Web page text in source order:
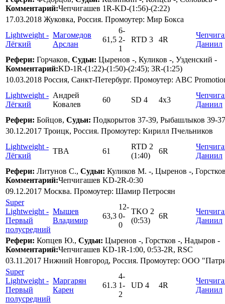
Комментарий:Чепчигашев 1R-KD-(1:56)-(2:22)
17.03.2018 Жуковка, Россия. Промоутер: Мир Бокса
Lightweight -
Лёгкий
Магомедов
Арслан
61,5
6-
2-
1
RTD 3 4R
Даниил
Рефери: Горчаков, Судьи: Цыренов -, Куликов -, Узденский -
Комментарий:KD-1R-(1:22)-(1:50)-(2:45); 3R-(1:25)
10.03.2018 Россия, Санкт-Петербург. Промоутер: ABC
Lightweight -
Лёгкий
Андрей
Ковалев
60 SD 4 4x3
Даниил
Рефери: Бойцов, Судьи: Подкорытов 37-39, Рыбашлыков 39-
30.12.2017 Троицк, Россия. Промоутер: Кирилл Пчельников
Lightweight -
Лёгкий
TBA 61
RTD 2
(1:40)
6R
Даниил
Рефери: Литунов С., Судьи: Куликов М. -, Цыренов -,
Комментарий:Чепчигашев KD-2R-0:30
09.12.2017 Москва. Промоутер: Шамир Петросян
Super
Lightweight -
Первый
полусредний
Мышев
Владимир
63,3
12-
0-
0
TKO 2
(0:53)
6R
Даниил
Рефери: Копцев Ю., Судьи: Цыренов -, Горстков -, Надыров -
Комментарий:Чепчигашев KD-1R-1:00, 0:53-2R, RSC
03.11.2017 Нижний Новгород, Россия. Промоутер: ООО
Super
Lightweight -
Первый
полусредний
Маргарян
Карен
61.3
4-
1-
2
UD 4 4R
Даниил